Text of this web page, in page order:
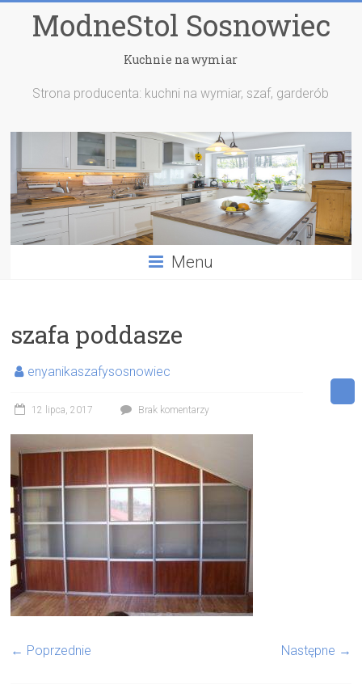
ModneStol Sosnowiec
Kuchnie na wymiar
Strona producenta: kuchni na wymiar, szaf, garderób
Menu
szafa poddasze
enyanikaszafysosnowiec
12 lipca, 2017 Brak komentarzy
← Poprzednie Następne →